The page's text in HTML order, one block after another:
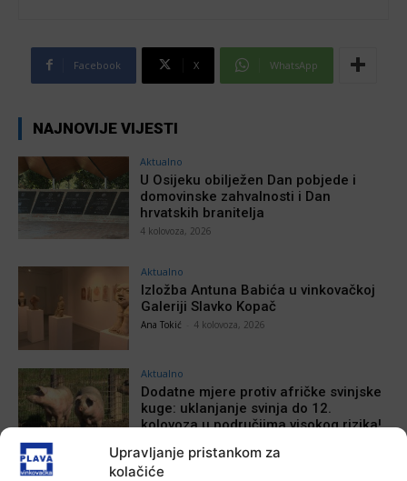
Upravljanje pristankom za
kolačiće
Facebook X WhatsApp
NAJNOVIJE VIJESTI
Aktualno
U Osijeku obilježen Dan pobjede i
domovinske zahvalnosti i Dan
hrvatskih branitelja
4 kolovoza, 2026
Aktualno
Izložba Antuna Babića u vinkovačkoj
Galeriji Slavko Kopač
Ana Tokić 4 kolovoza, 2026
Aktualno
Dodatne mjere protiv afričke svinjske
kuge: uklanjanje svinja do 12.
kolovoza u područjima visokog rizika!
Aktualno